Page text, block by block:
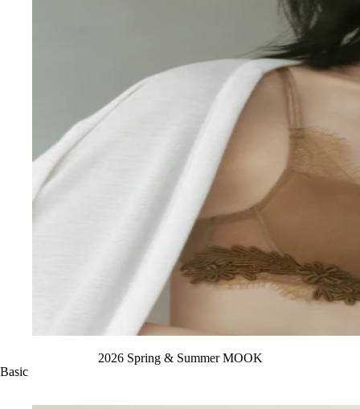
2026 Spring & Summer MOOK
Basic